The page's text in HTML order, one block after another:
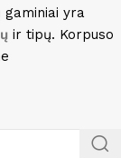
gaminiai yra
ir tipų. Korpuso